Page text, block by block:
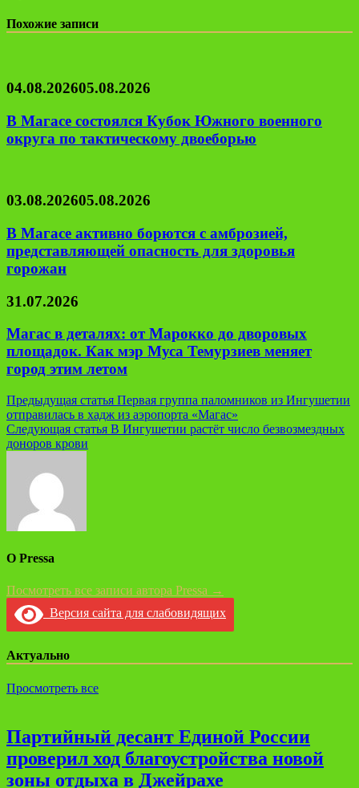
Похожие записи
04.08.202605.08.2026
В Магасе состоялся Кубок Южного военного
округа по тактическому двоеборью
03.08.202605.08.2026
В Магасе активно борются с амброзией,
представляющей опасность для здоровья
горожан
31.07.2026
Магас в деталях: от Марокко до дворовых
площадок. Как мэр Муса Темурзиев меняет
город этим летом
Навигация
по
записям
Предыдущая статья Первая группа паломников из Ингушетии
отправилась в хадж из аэропорта «Магас»
Следующая статья В Ингушетии растёт число безвозмездных
доноров крови
О Pressa
Посмотреть все записи автора Pressa →
Версия сайта для слабовидящих
Актуально
Просмотреть все
Партийный десант Единой России
проверил ход благоустройства новой
зоны отдыха в Джейрахе